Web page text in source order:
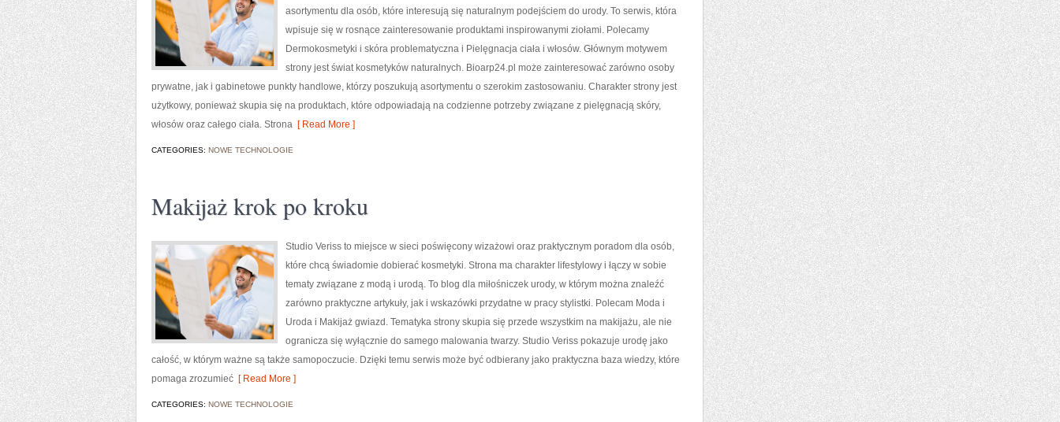
asortymentu dla osób, które interesują się naturalnym podejściem do urody. To serwis, która
wpisuje się w rosnące zainteresowanie produktami inspirowanymi ziołami. Polecamy
Dermokosmetyki i skóra problematyczna i Pielęgnacja ciała i włosów. Głównym motywem
strony jest świat kosmetyków naturalnych. Bioarp24.pl może zainteresować zarówno osoby
prywatne, jak i gabinetowe punkty handlowe, którzy poszukują asortymentu o szerokim zastosowaniu. Charakter strony jest
użytkowy, ponieważ skupia się na produktach, które odpowiadają na codzienne potrzeby związane z pielęgnacją skóry,
włosów oraz całego ciała. Strona [ Read More ]
CATEGORIES: NOWE TECHNOLOGIE
Makijaż krok po kroku
Studio Veriss to miejsce w sieci poświęcony wizażowi oraz praktycznym poradom dla osób,
które chcą świadomie dobierać kosmetyki. Strona ma charakter lifestylowy i łączy w sobie
tematy związane z modą i urodą. To blog dla miłośniczek urody, w którym można znaleźć
zarówno praktyczne artykuły, jak i wskazówki przydatne w pracy stylistki. Polecam Moda i
Uroda i Makijaż gwiazd. Tematyka strony skupia się przede wszystkim na makijażu, ale nie
ogranicza się wyłącznie do samego malowania twarzy. Studio Veriss pokazuje urodę jako
całość, w którym ważne są także samopoczucie. Dzięki temu serwis może być odbierany jako praktyczna baza wiedzy, które
pomaga zrozumieć [ Read More ]
CATEGORIES: NOWE TECHNOLOGIE